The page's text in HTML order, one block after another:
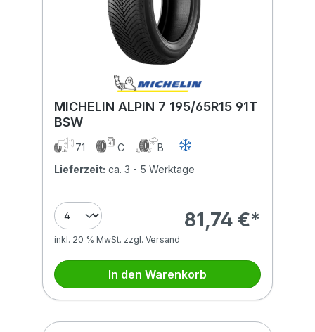
MICHELIN ALPIN 7 195/65R15 91T
BSW
71 C
B
Lieferzeit: ca. 3 - 5 Werktage
81,74 €*
inkl. 20 % MwSt. zzgl. Versand
In den Warenkorb